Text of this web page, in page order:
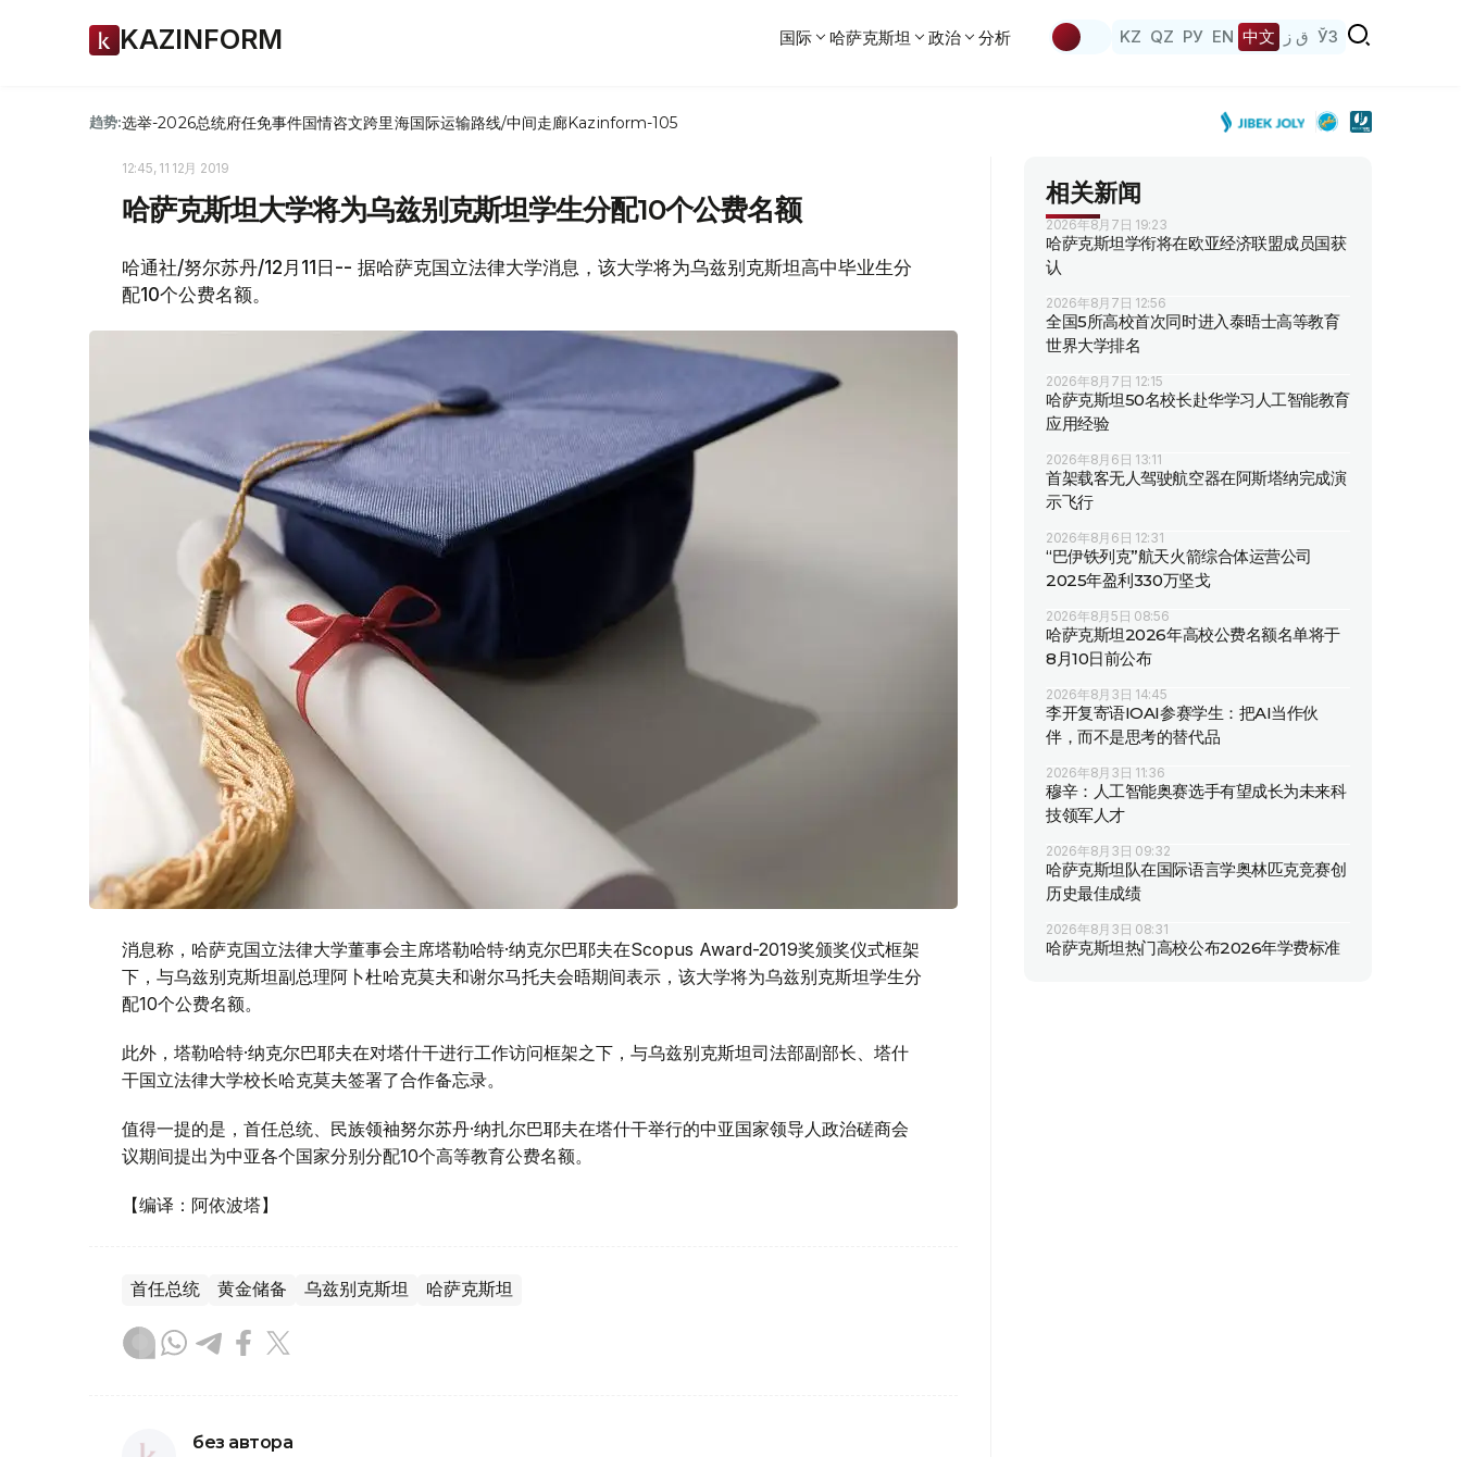
KAZINFORM 国际 哈萨克斯坦 政治 分析 KZ QZ РУ EN 中文 ق ز ЎЗ
趋势:选举-2026总统府任免事件国情咨文跨里海国际运输路线/中间走廊Kazinform-105
12:45, 11 12月 2019
哈萨克斯坦大学将为乌兹别克斯坦学生分配10个公费名额
哈通社/努尔苏丹/12月11日-- 据哈萨克国立法律大学消息，该大学将为乌兹别克斯坦高中毕业生分
配10个公费名额。
消息称，哈萨克国立法律大学董事会主席塔勒哈特·纳克尔巴耶夫在Scopus Award-2019奖颁奖仪式框架
下，与乌兹别克斯坦副总理阿卜杜哈克莫夫和谢尔马托夫会晤期间表示，该大学将为乌兹别克斯坦学生分
配10个公费名额。
此外，塔勒哈特·纳克尔巴耶夫在对塔什干进行工作访问框架之下，与乌兹别克斯坦司法部副部长、塔什
干国立法律大学校长哈克莫夫签署了合作备忘录。
值得一提的是，首任总统、民族领袖努尔苏丹·纳扎尔巴耶夫在塔什干举行的中亚国家领导人政治磋商会
议期间提出为中亚各个国家分别分配10个高等教育公费名额。
【编译：阿依波塔】
首任总统 黄金储备 乌兹别克斯坦 哈萨克斯坦
без автора
相关新闻
2026年8月7日 19:23
哈萨克斯坦学衔将在欧亚经济联盟成员国获
认
2026年8月7日 12:56
全国5所高校首次同时进入泰晤士高等教育
世界大学排名
2026年8月7日 12:15
哈萨克斯坦50名校长赴华学习人工智能教育
应用经验
2026年8月6日 13:11
首架载客无人驾驶航空器在阿斯塔纳完成演
示飞行
2026年8月6日 12:31
“巴伊铁列克”航天火箭综合体运营公司
2025年盈利330万坚戈
2026年8月5日 08:56
哈萨克斯坦2026年高校公费名额名单将于
8月10日前公布
2026年8月3日 14:45
李开复寄语IOAI参赛学生：把AI当作伙
伴，而不是思考的替代品
2026年8月3日 11:36
穆辛：人工智能奥赛选手有望成长为未来科
技领军人才
2026年8月3日 09:32
哈萨克斯坦队在国际语言学奥林匹克竞赛创
历史最佳成绩
2026年8月3日 08:31
哈萨克斯坦热门高校公布2026年学费标准